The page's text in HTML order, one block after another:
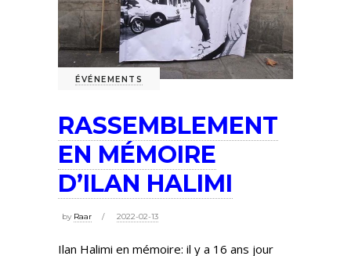
ÉVÉNEMENTS
RASSEMBLEMENT
EN MÉMOIRE
D’ILAN HALIMI
by Raar 2022-02-13
Ilan Halimi en mémoire: il y a 16 ans jour